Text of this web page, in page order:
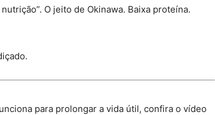
O jeito de Okinawa. Baixa proteína.
para prolongar a vida útil, confira o vídeo